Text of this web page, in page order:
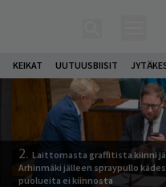
KEIKAT UUTUUSBIISIT
2. Laittomasta graffitista kiinni
Arhinmäki jälleen spraypullo
puolueita ei kiinnosta